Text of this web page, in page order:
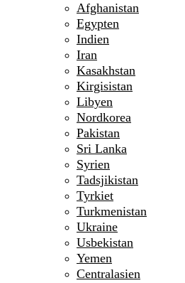
Afghanistan
Egypten
Indien
Iran
Kasakhstan
Kirgisistan
Libyen
Nordkorea
Pakistan
Sri Lanka
Syrien
Tadsjikistan
Tyrkiet
Turkmenistan
Ukraine
Usbekistan
Yemen
Centralasien